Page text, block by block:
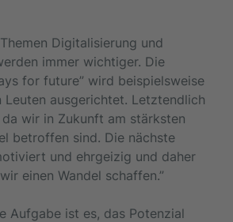
Digitalisierung und
immer wichtiger. Die
for future” wird beispielsweise
Leuten ausgerichtet. Letztendlich
wir in Zukunft am stärksten
betroffen sind. Die nächste
und ehrgeizig und daher
einen Wandel schaffen.”
Aufgabe ist es, das Potenzial